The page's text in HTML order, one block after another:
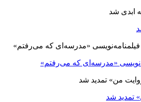
«مدرسه‌ای که می‌رفتم»
تمدید شد